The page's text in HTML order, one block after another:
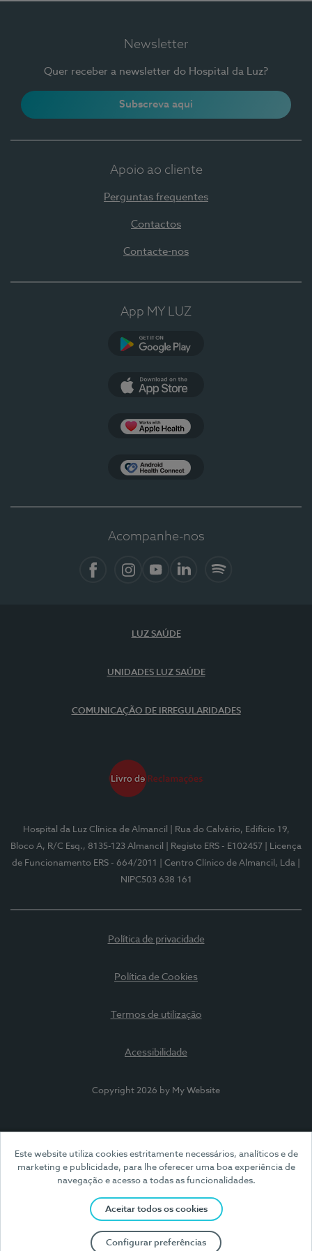
Este website utiliza cookies estritamente necessários, analíticos e de
marketing e publicidade, para lhe oferecer uma boa experiência de
navegação e acesso a todas as funcionalidades.
Aceitar todos os cookies
Configurar preferências
Newsletter
Quer receber a newsletter do Hospital da Luz?
Subscreva aqui
Apoio ao cliente
Perguntas frequentes
Contactos
Contacte-nos
App MY LUZ
Acompanhe-nos
LUZ SAÚDE
UNIDADES LUZ SAÚDE
COMUNICAÇÃO DE IRREGULARIDADES
Hospital da Luz Clínica de Almancil
| Rua do Calvário, Edifício 19,
Bloco A, R/C Esq., 8135-123 Almancil
| Registo ERS - E102457
| Licença
de Funcionamento ERS - 664/2011
| Centro Clínico de Almancil, Lda
NIPC503 638 161
Política de privacidade
Política de Cookies
Termos de utilização
Acessibilidade
Copyright 2026 by My Website